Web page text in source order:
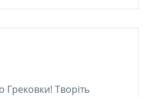
Творіть